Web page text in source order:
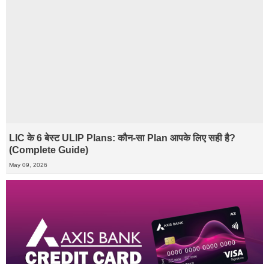
LIC के 6 बेस्ट ULIP Plans: कौन-सा Plan आपके लिए सही है?
(Complete Guide)
May 09, 2026